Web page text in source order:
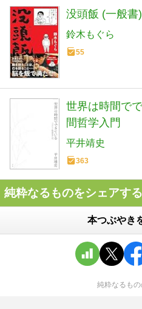
没頭飯 (一般書)
鈴木もぐら
55
世界は時間で
間哲学入門
平井靖史
363
純粋なるものをシェアする
本つぶやき
純粋なるもの